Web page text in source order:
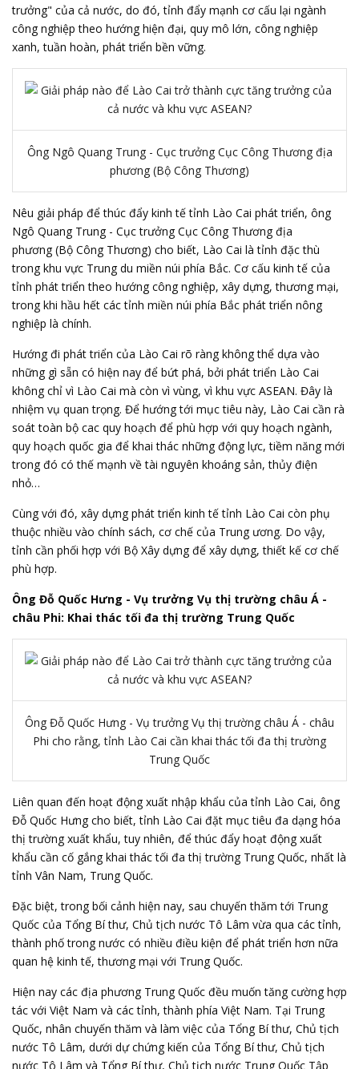
trưởng" của cả nước, do đó, tỉnh đẩy mạnh cơ cấu lại ngành
công nghiệp theo hướng hiện đại, quy mô lớn, công nghiệp
xanh, tuần hoàn, phát triển bền vững.
Ông Ngô Quang Trung - Cục trưởng Cục Công Thương địa
phương (Bộ Công Thương)
Nêu giải pháp để thúc đẩy kinh tế tỉnh Lào Cai phát triển, ông
Ngô Quang Trung - Cục trưởng Cục Công Thương địa
phương (Bộ Công Thương) cho biết, Lào Cai là tỉnh đặc thù
trong khu vực Trung du miền núi phía Bắc. Cơ cấu kinh tế của
tỉnh phát triển theo hướng công nghiệp, xây dựng, thương mại,
trong khi hầu hết các tỉnh miền núi phía Bắc phát triển nông
nghiệp là chính.
Hướng đi phát triển của Lào Cai rõ ràng không thể dựa vào
những gì sẵn có hiện nay để bứt phá, bởi phát triển Lào Cai
không chỉ vì Lào Cai mà còn vì vùng, vì khu vực ASEAN. Đây là
nhiệm vụ quan trọng. Để hướng tới mục tiêu này, Lào Cai cần rà
soát toàn bộ cac quy hoạch để phù hợp với quy hoạch ngành,
quy hoạch quốc gia để khai thác những động lực, tiềm năng mới
trong đó có thế mạnh về tài nguyên khoáng sản, thủy điện
nhỏ…
Cùng với đó, xây dựng phát triển kinh tế tỉnh Lào Cai còn phụ
thuộc nhiều vào chính sách, cơ chế của Trung ương. Do vậy,
tỉnh cần phối hợp với Bộ Xây dựng để xây dựng, thiết kế cơ chế
phù hợp.
Ông Đỗ Quốc Hưng - Vụ trưởng Vụ thị trường châu Á -
châu Phi: Khai thác tối đa thị trường Trung Quốc
Ông Đỗ Quốc Hưng - Vụ trưởng Vụ thị trường châu Á - châu
Phi cho rằng, tỉnh Lào Cai cần khai thác tối đa thị trường
Trung Quốc
Liên quan đến hoạt động xuất nhập khẩu của tỉnh Lào Cai, ông
Đỗ Quốc Hưng cho biết, tỉnh Lào Cai đặt mục tiêu đa dạng hóa
thị trường xuất khẩu, tuy nhiên, để thúc đẩy hoạt động xuất
khẩu cần cố gắng khai thác tối đa thị trường Trung Quốc, nhất là
tỉnh Vân Nam, Trung Quốc.
Đặc biệt, trong bối cảnh hiện nay, sau chuyến thăm tới Trung
Quốc của Tổng Bí thư, Chủ tịch nước Tô Lâm vừa qua các tỉnh,
thành phố trong nước có nhiều điều kiện để phát triển hơn nữa
quan hệ kinh tế, thương mại với Trung Quốc.
Hiện nay các địa phương Trung Quốc đều muốn tăng cường hợp
tác với Việt Nam và các tỉnh, thành phía Việt Nam. Tại Trung
Quốc, nhân chuyến thăm và làm việc của Tổng Bí thư, Chủ tịch
nước Tô Lâm, dưới dự chứng kiến của Tổng Bí thư, Chủ tịch
nước Tô Lâm và Tổng Bí thư, Chủ tịch nước Trung Quốc Tập